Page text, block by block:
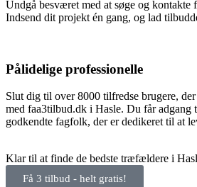
Undgå besværet med at søge og
Indsend dit projekt én gang, og lad
Pålidelige professionelle
Slut dig til over 8000 tilfredse brugere,
med faa3tilbud.dk i Hasle. Du får
godkendte fagfolk, der er dedikeret til at
Klar til at finde de bedste træfældere i
Få 3 tilbud - helt gratis!